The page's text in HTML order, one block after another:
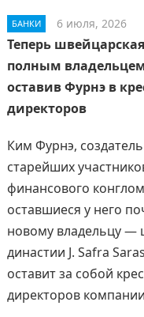
БАНКИ 6 июля, 2026
Теперь
полным
оставив Фурнэ в
директоров
Ким Фурнэ,
старейших
финансового
оставшиеся у него
новому владельцу —
династии J. Safra
оставит за собой
директоров